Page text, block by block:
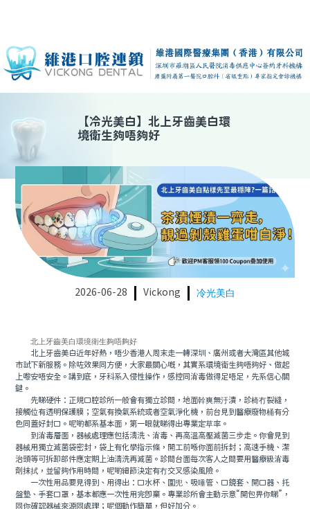
【冷光美白】 北上牙齒美白環
境衛生夠唔夠好
2026-06-28 Vickong 冷光美白
北上牙齒美白環境衛生夠唔夠好
北上牙齒美白近年好熱，唔少香港人周末走一轉深圳、廣州或者大灣區其他城
市試下新服務。除咗效果同方便，大家最關心嘅，其實系環境衛生夠唔夠好、做起
上嚟安唔安全。講到底，牙科系入侵性操作，感控同消毒做得足唔足，先系信心關
鍵。
先睇硬件：正規口腔診所一般會有獨立診間，地面幹爽無汙漬，診椅冇裂縫，
接觸位有透明保護膜；空氣有換氣系統或者空氣淨化機，前台見到醫療廢物桶有分
色同蓋好封口。呢啲都系基本面，第一眼就睇得出專業定草率。
到消毒層面，器械處理應包括清洗、消毒、再高溫高壓滅菌三步走。你會見到
器械用獨立滅菌袋密封，袋上有化學指示條，開工前喺你面前拆封；高速手機、潔
治頭等可拆卸部件應定期上油清洗再滅菌。診間台面每次客人之間要用醫療級消毒
劑抹拭，並留夠作用時間，呢啲細節決定有冇交叉感染風險。
一次性用品要見得到、用得出：口水杯、圍兜、吸唾管、口鏡套、開口器、托
盤墊、手套口罩，基本都應一次性用完即棄。專業診所會主動示意“開包畀你睇”，
同你確認器械來源同處理；呢個動作簡單，但好加分。